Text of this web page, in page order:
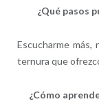
¿Qué pasos
Escucharme
ternura que
¿Cómo